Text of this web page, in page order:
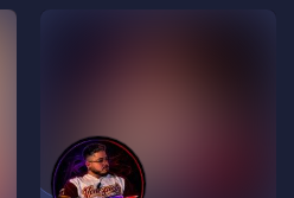
Connecte dich mit anderen
kleinen Streamern 🎮 Finde